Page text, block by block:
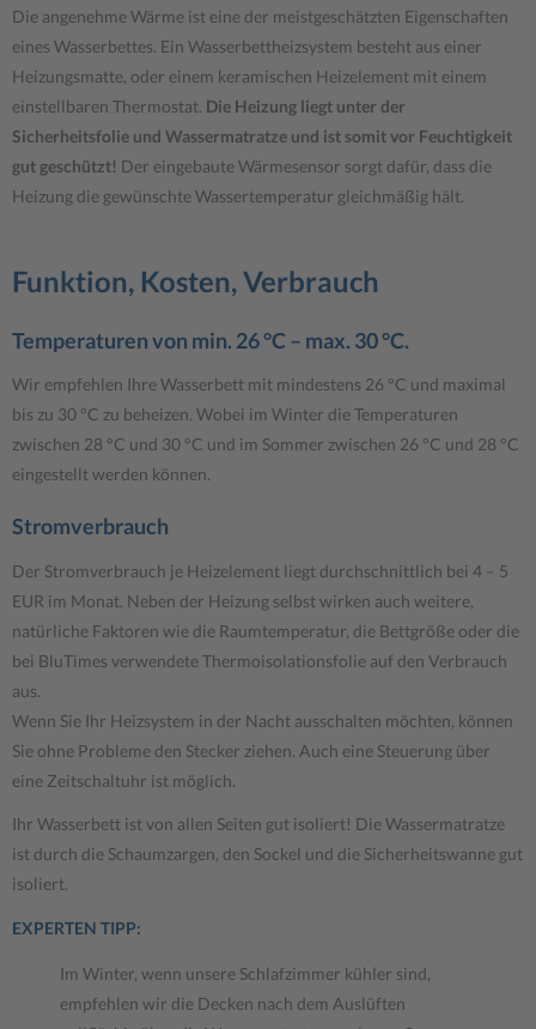
Die angenehme Wärme ist eine der meistgeschätzten Eigenschaften
eines Wasserbettes. Ein Wasserbettheizsystem besteht aus einer
Heizungsmatte, oder einem keramischen Heizelement mit einem
einstellbaren Thermostat. Die Heizung liegt unter der
Sicherheitsfolie und Wassermatratze und ist somit vor Feuchtigkeit
gut geschützt! Der eingebaute Wärmesensor sorgt dafür, dass die
Heizung die gewünschte Wassertemperatur gleichmäßig hält.
Funktion, Kosten, Verbrauch
Temperaturen von min. 26 °C – max. 30 °C.
Wir empfehlen Ihre Wasserbett mit mindestens 26 °C und maximal
bis zu 30 °C zu beheizen. Wobei im Winter die Temperaturen
zwischen 28 °C und 30 °C und im Sommer zwischen 26 °C und 28 °C
eingestellt werden können.
Stromverbrauch
Der Stromverbrauch je Heizelement liegt durchschnittlich bei 4 – 5
EUR im Monat. Neben der Heizung selbst wirken auch weitere,
natürliche Faktoren wie die Raumtemperatur, die Bettgröße oder die
bei BluTimes verwendete Thermoisolationsfolie auf den Verbrauch
aus.
Wenn Sie Ihr Heizsystem in der Nacht ausschalten möchten, können
Sie ohne Probleme den Stecker ziehen. Auch eine Steuerung über
eine Zeitschaltuhr ist möglich.
Ihr Wasserbett ist von allen Seiten gut isoliert! Die Wassermatratze
ist durch die Schaumzargen, den Sockel und die Sicherheitswanne gut
isoliert.
EXPERTEN TIPP:
Im Winter, wenn unsere Schlafzimmer kühler sind,
empfehlen wir die Decken nach dem Auslüften